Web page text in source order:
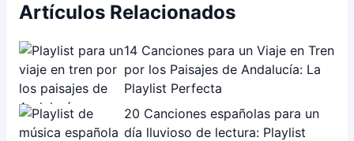
Artículos Relacionados
14 Canciones para un Viaje en Tren
por los Paisajes de Andalucía: La
Playlist Perfecta
20 Canciones españolas para un
día lluvioso de lectura: Playlist